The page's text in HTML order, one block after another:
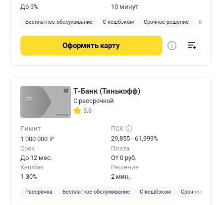
До 3%
10 минут
Бесплатное обслуживание С кешбэком Срочное решение В
Оформить карту
Т-Банк (Тинькофф)
С рассрочкой
3.9
Лимит
1 000 000 ₽
ПСК
29,855 - 61,999%
Срок
До 12 мес.
Плата
От 0 руб.
Кешбэк
1-30%
Решение
2 мин.
Рассрочка Бесплатное обслуживание С кешбэком Срочное